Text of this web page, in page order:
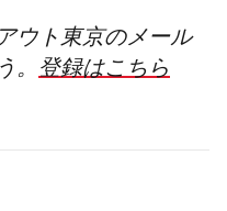
ウト東京のメール
。 登録はこちら